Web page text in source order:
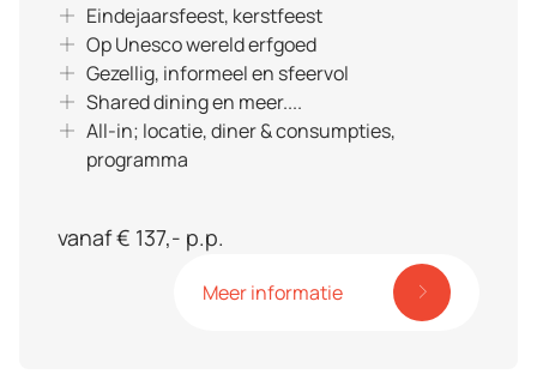
Eindejaarsfeest, kerstfeest
Op Unesco wereld erfgoed
Gezellig, informeel en sfeervol
Shared dining en meer....
All-in; locatie, diner & consumpties,
programma
vanaf € 137,- p.p.
Meer informatie